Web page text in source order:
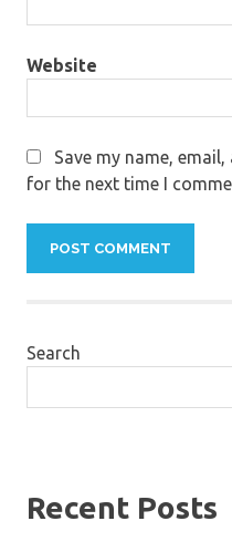
Website
Save my name,
for the next time I
Search
Recent Posts